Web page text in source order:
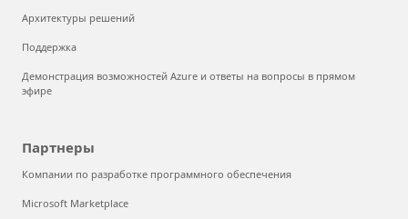
Архитектуры решений
Поддержка
Демонстрация возможностей Azure и ответы на вопросы в прямом
эфире
Партнеры
Компании по разработке программного обеспечения
Microsoft Marketplace